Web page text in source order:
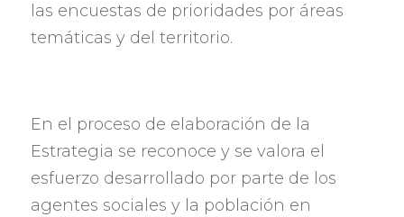
las encuestas de prioridades por áreas
temáticas y del territorio.
En el proceso de elaboración de la
Estrategia se reconoce y se valora el
esfuerzo desarrollado por parte de los
agentes sociales y la población en